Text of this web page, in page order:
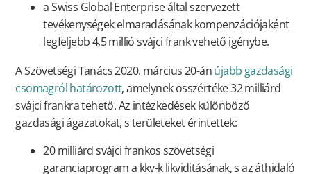
a Swiss Global Enterprise által szervezett
tevékenységek elmaradásának kompenzációjaként
legfeljebb 4,5 millió svájci frank vehető igénybe.
A Szövetségi Tanács 2020. március 20-ánújabb gazdasági
csomagról határozott, amelynek összértéke 32 milliárd
svájci frankra tehető. Az intézkedések különböző
gazdasági ágazatokat, s területeket érintettek:
20 milliárd svájci frankos szövetségi
garanciaprogram a kkv-k likviditásának, s az áthidaló